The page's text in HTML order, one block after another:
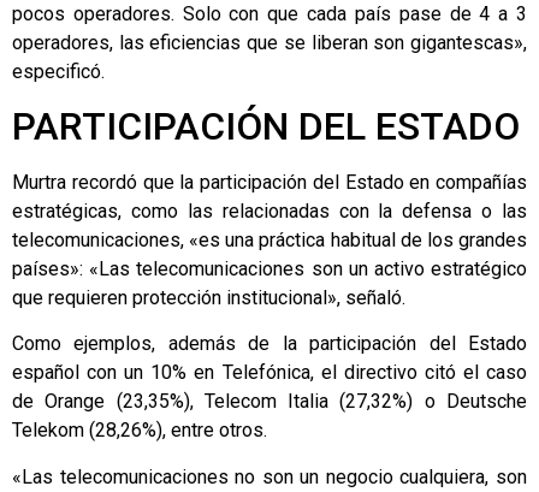
pocos operadores. Solo con que cada país pase de 4 a 3
operadores, las eficiencias que se liberan son gigantescas»,
especificó.
PARTICIPACIÓN DEL ESTADO
Murtra recordó que la participación del Estado en compañías
estratégicas, como las relacionadas con la defensa o las
telecomunicaciones, «es una práctica habitual de los grandes
países»: «Las telecomunicaciones son un activo estratégico
que requieren protección institucional», señaló.
Como ejemplos, además de la participación del Estado
español con un 10% en Telefónica, el directivo citó el caso
de Orange (23,35%), Telecom Italia (27,32%) o Deutsche
Telekom (28,26%), entre otros.
«Las telecomunicaciones no son un negocio cualquiera, son